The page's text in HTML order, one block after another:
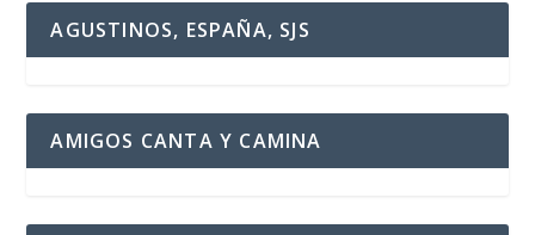
AGUSTINOS, ESPAÑA, SJS
AMIGOS CANTA Y CAMINA